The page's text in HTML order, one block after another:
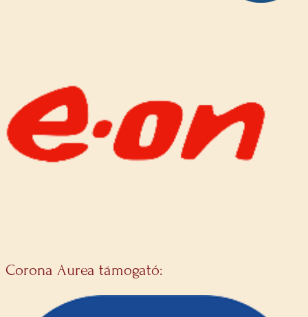
Corona Aurea támogató: